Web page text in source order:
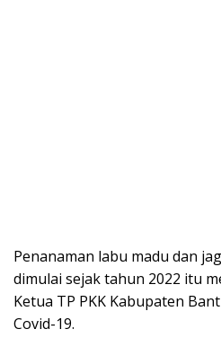
Penanaman labu madu dan
dimulai sejak tahun 2022 itu
Ketua TP PKK Kabupaten
Covid-19.